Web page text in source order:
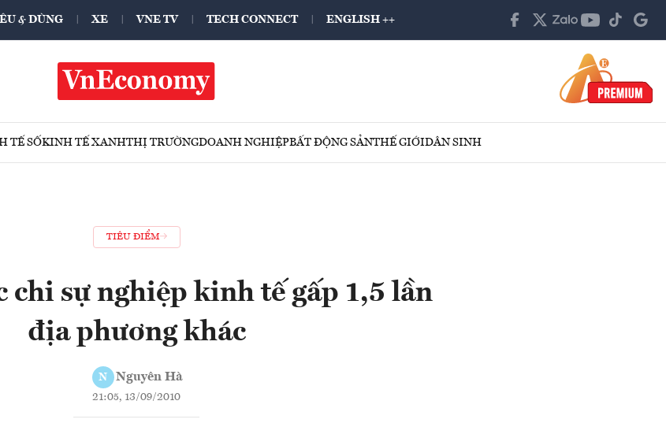
& DÙNG XE VNE TV TECH CONNECT ENGLISH ++
TẾ SỐKINH TẾ XANHTHỊ TRƯỜNGDOANH NGHIỆPBẤT ĐỘNG SẢNTHẾ GIỚIDÂN SINH
TIÊU ĐIỂM
chi sự nghiệp kinh tế gấp 1,5 lần
địa phương khác
N Nguyên Hà
21:05, 13/09/2010